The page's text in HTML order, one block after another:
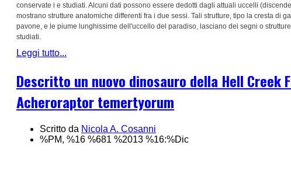
conservate i e studiati. Alcuni dati possono essere dedotti dagli attuali uccelli
mostrano strutture anatomiche differenti fra i due sessi. Tali strutture, tipo la cresta di
pavone, e le piume lunghissime dell'uccello del paradiso, lasciano dei segni o
studiati.
Leggi tutto...
Descritto un nuovo dinosauro della Hell Creek
Acheroraptor temertyorum
Scritto da Nicola A. Cosanni
%PM, %16 %681 %2013 %16:%Dic